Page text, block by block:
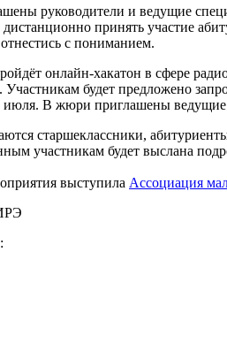
руководители и ведущие
принять участие
с пониманием.
онлайн-хакатон в сфере
Участникам будет предложено
июля. В жюри приглашены ведущие
старшеклассники,
участникам будет выслана
выступила Ассоциация